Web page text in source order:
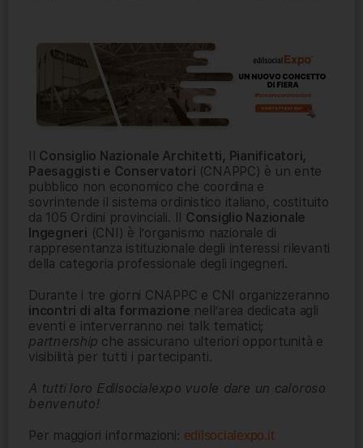
Il Consiglio Nazionale Architetti, Pianificatori,
Paesaggisti e Conservatori (CNAPPC) è un ente
pubblico non economico che coordina e
sovrintende il sistema ordinistico italiano, costituito
da 105 Ordini provinciali. Il Consiglio Nazionale
Ingegneri (CNI) è l’organismo nazionale di
rappresentanza istituzionale degli interessi rilevanti
della categoria professionale degli ingegneri.
Durante i tre giorni CNAPPC e CNI organizzeranno
incontri di alta formazione nell’area dedicata agli
eventi e interverranno nei talk tematici;
partnership che assicurano ulteriori opportunità e
visibilità per tutti i partecipanti.
A tutti loro Edilsocialexpo vuole dare un caloroso
benvenuto!
Per maggiori informazioni: edilsocialexpo.it